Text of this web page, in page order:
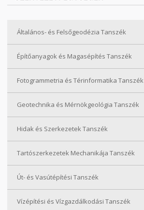
Általános- és Felsőgeodézia Tanszék
Építőanyagok és Magasépítés Tanszék
Fotogrammetria és Térinformatika Tanszék
Geotechnika és Mérnökgeológia Tanszék
Hidak és Szerkezetek Tanszék
Tartószerkezetek Mechanikája Tanszék
Út- és Vasútépítési Tanszék
Vízépítési és Vízgazdálkodási Tanszék